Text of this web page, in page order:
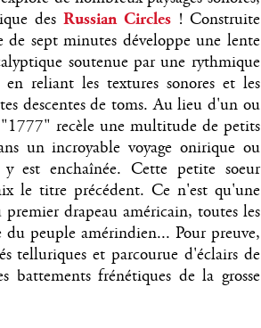
des Russian Circles ! Construite
sept minutes développe une lente
soutenue par une rythmique
reliant les textures sonores et les
descentes de toms. Au lieu d'un ou
"1777" recèle une multitude de petits
un incroyable voyage onirique ou
est enchaînée. Cette petite soeur
le titre précédent. Ce n'est qu'une
drapeau américain, toutes les
du peuple amérindien... Pour preuve,
telluriques et parcourue d'éclairs de
battements frénétiques de la grosse